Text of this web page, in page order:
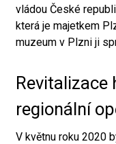
vládou České
která je majetkem
muzeum v Plzni ji
regionální
V květnu roku 2020